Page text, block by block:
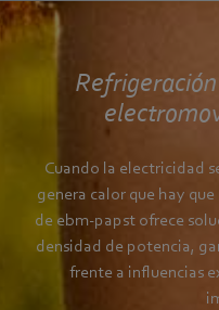
Cuando la electricidad
genera calor que hay
de ebm‑papst ofrece
densidad de potencia,
frente a influencias